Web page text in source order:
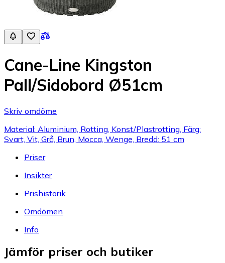
Cane-Line Kingston
Pall/Sidobord Ø51cm
Skriv omdöme
Material: Aluminium, Rotting, Konst/Plastrotting, Färg:
Svart, Vit, Grå, Brun, Mocca, Wenge, Bredd: 51 cm
Priser
Insikter
Prishistorik
Omdömen
Info
Jämför priser och butiker